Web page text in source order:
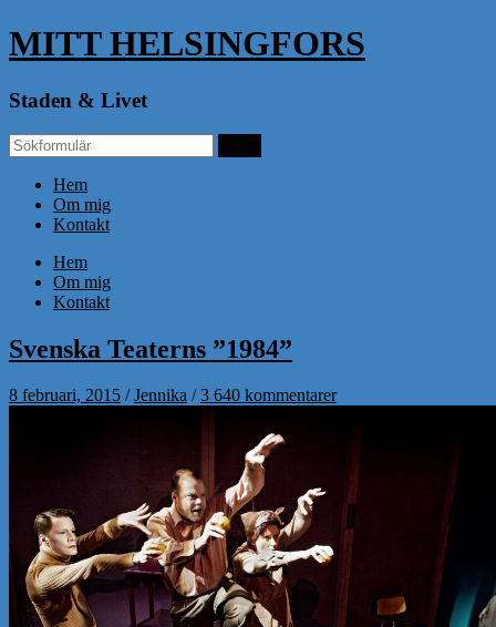
MITT HELSINGFORS
Staden & Livet
Hem
Om mig
Kontakt
Hem
Om mig
Kontakt
Svenska Teaterns ”1984”
8 februari, 2015 /Jennika /3 640 kommentarer